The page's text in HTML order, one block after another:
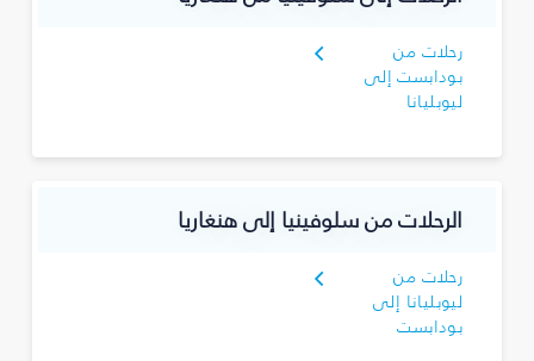
رحلات من
بودابست إلى
ليوبليانا
الرحلات من سلوفينيا إلى هنغاريا
رحلات من
ليوبليانا إلى
بودابست